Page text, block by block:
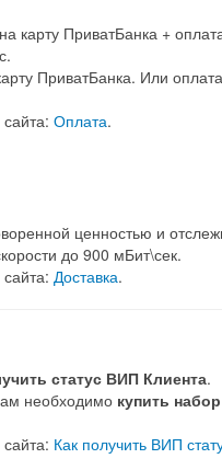
карту ПриватБанка +
ПриватБанка. Или
Оплата.
ценностью и
до 900 мБит\сек.
Доставка.
статус ВИП Клиента.
необходимо купить
Как получить ВИП